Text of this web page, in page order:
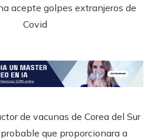
de vacunas de Corea del Sur
que proporcionara a